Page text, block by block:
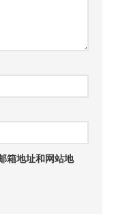
箱地址和网站地